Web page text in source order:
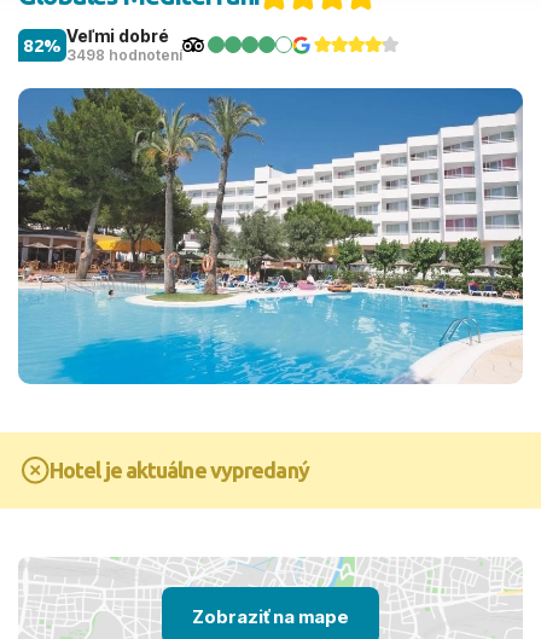
Veľmi dobré
3498 hodnotení
82%
Hotel je aktuálne vypredaný
Zobraziť na mape